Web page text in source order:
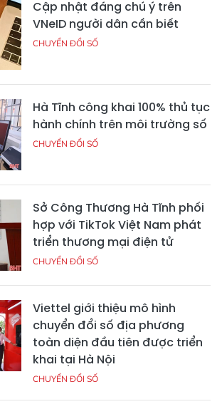
Cập nhật đáng chú ý trên
VNeID người dân cần biết
CHUYỂN ĐỔI SỐ
Hà Tĩnh công khai 100% thủ tục
hành chính trên môi trường số
CHUYỂN ĐỔI SỐ
Sở Công Thương Hà Tĩnh phối
hợp với TikTok Việt Nam phát
triển thương mại điện tử
CHUYỂN ĐỔI SỐ
Viettel giới thiệu mô hình
chuyển đổi số địa phương
toàn diện đầu tiên được triển
khai tại Hà Nội
CHUYỂN ĐỔI SỐ